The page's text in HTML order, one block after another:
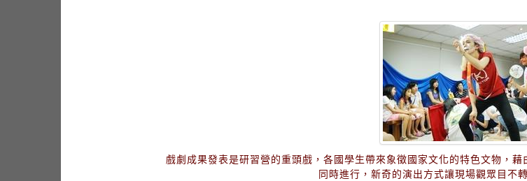
戲劇成果發表是研習營的重頭戲，各國學生帶來象徵國家文化的特色文物，
同時進行，新奇的演出方式讓現場觀眾目不